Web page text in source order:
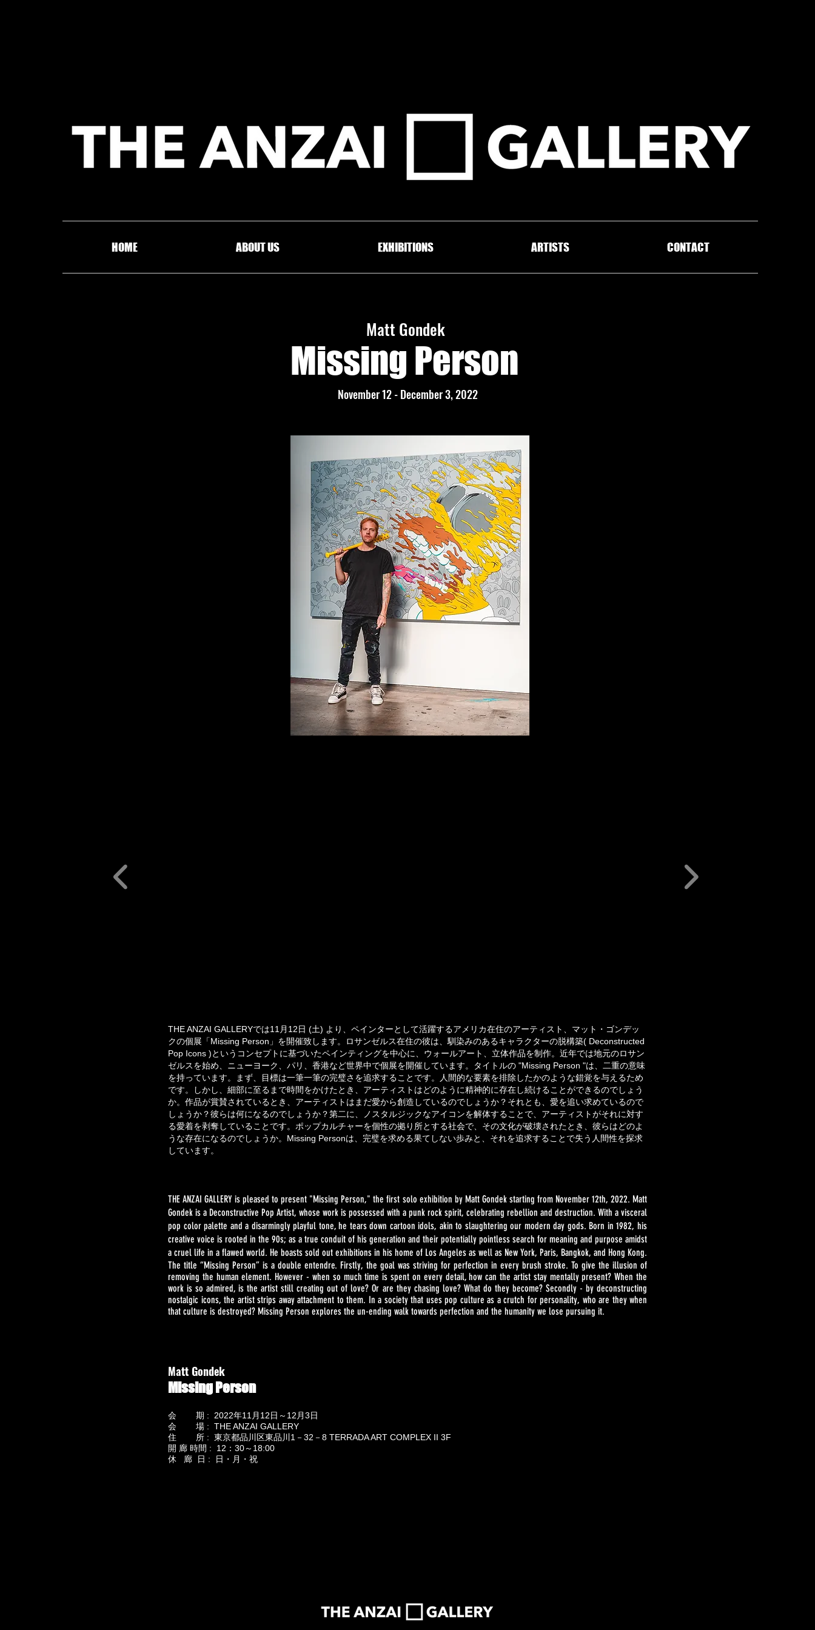
HOME ABOUT US EXHIBITIONS ARTISTS CONTACT
Missing Person
Matt Gondek
November 12 - December 3, 2022
THE ANZAI GALLERYでは11月12日 (土) より、ペインターとして活躍するアメリカ在住のアーティスト、マット・ゴンデッ
クの個展「Missing Person」を開催致します。ロサンゼルス在住の彼は、馴染みのあるキャラクターの脱構築( Deconstructed
Pop Icons )というコンセプトに基づいたペインティングを中心に、ウォールアート、立体作品を制作。近年では地元のロサン
ゼルスを始め、ニューヨーク、パリ、香港など世界中で個展を開催しています。タイトルの "Missing Person "は、二重の意味
を持っています。まず、目標は一筆一筆の完璧さを追求することです。人間的な要素を排除したかのような錯覚を与えるため
です。しかし、細部に至るまで時間をかけたとき、アーティストはどのように精神的に存在し続けることができるのでしょう
か。作品が賞賛されているとき、アーティストはまだ愛から創造しているのでしょうか？それとも、愛を追い求めているので
しょうか？彼らは何になるのでしょうか？第二に、ノスタルジックなアイコンを解体することで、アーティストがそれに対す
る愛着を剥奪していることです。ポップカルチャーを個性の拠り所とする社会で、その文化が破壊されたとき、彼らはどのよ
うな存在になるのでしょうか。Missing Personは、完璧を求める果てしない歩みと、それを追求することで失う人間性を探求
しています。
THE ANZAI GALLERY is pleased to present "Missing Person," the first solo exhibition by Matt Gondek starting from November 12th, 2022. Matt
Gondek is a Deconstructive Pop Artist, whose work is possessed with a punk rock spirit, celebrating rebellion and destruction. With a visceral
pop color palette and a disarmingly playful tone, he tears down cartoon idols, akin to slaughtering our modern day gods. Born in 1982, his
creative voice is rooted in the 90s; as a true conduit of his generation and their potentially pointless search for meaning and purpose amidst
a cruel life in a flawed world. He boasts sold out exhibitions in his home of Los Angeles as well as New York, Paris, Bangkok, and Hong Kong.
The title “Missing Person” is a double entendre. Firstly, the goal was striving for perfection in every brush stroke. To give the illusion of
removing the human element. However - when so much time is spent on every detail, how can the artist stay mentally present? When the
work is so admired, is the artist still creating out of love? Or are they chasing love? What do they become? Secondly - by deconstructing
nostalgic icons, the artist strips away attachment to them. In a society that uses pop culture as a crutch for personality, who are they when
that culture is destroyed? Missing Person explores the un-ending walk towards perfection and the humanity we lose pursuing it.
Matt Gondek
Missing Person
会 期 : 2022年11月12日～12月3日
会 場 : THE ANZAI GALLERY
住 所 : 東京都品川区東品川1－32－8 TERRADA ART COMPLEX II 3F
開 廊 時間 : 12：30～18:00
休 廊 日 : 日・月・祝